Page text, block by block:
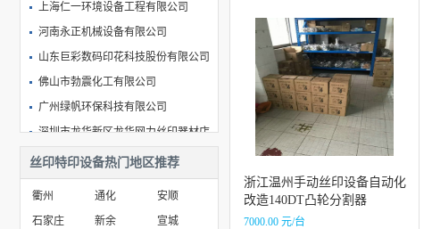
上海仁一环境设备工程有限公司
河南永正机械设备有限公司
山东巨彩数码印花科技股份有限公司
佛山市勃震化工有限公司
广州绿帆环保科技有限公司
深圳市龙华新区龙华网力丝印器材店
佛山市顺德区伦教瑞科特玻璃机械厂
武汉火车头科技有限公司
丝印特印设备热门地区推荐
衢州 通化
安顺
石家庄
新余
宣城
浙江温州手动丝印设备自动化
改造140DT凸轮分割器
7000.00 元/台